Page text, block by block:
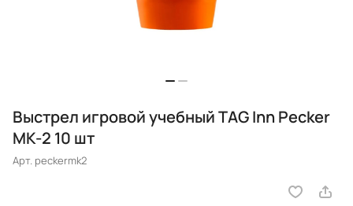
Выстрел игровой учебный TAG Inn Pecker
MK-2 10 шт
Арт. peckermk2